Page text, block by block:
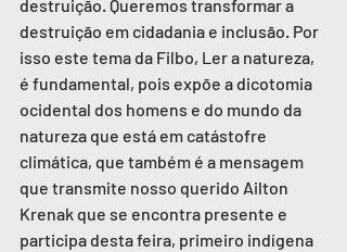
destruição. Queremos transformar a
destruição em cidadania e inclusão. Por
isso este tema da Filbo, Ler a natureza,
é fundamental, pois expõe a dicotomia
ocidental dos homens e do mundo da
natureza que está em catástofre
climática, que também é a mensagem
que transmite nosso querido Ailton
Krenak que se encontra presente e
participa desta feira, primeiro indígena